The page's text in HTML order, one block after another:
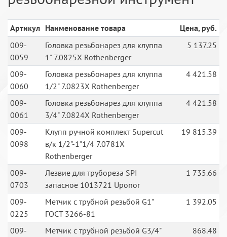
Артикул Наименование товара
Цена, руб.
009-
0059
Головка резьбонарез для клуппа
1" 7.0825Х Rothenberger
5 137.25
009-
0060
Головка резьбонарез для клуппа
1/2" 7.0823Х Rothenberger
4 421.58
009-
0061
Головка резьбонарез для клуппа
3/4" 7.0824Х Rothenberger
4 421.58
009-
0098
Клупп ручной комплект Supercut
в/к 1/2"-1"1/4 7.0781X
Rothenberger
19 815.39
009-
0703
Лезвие для трубореза SPI
запасное 1013721 Uponor
1 735.66
009-
0225
Метчик с трубной резьбой G1"
ГОСТ 3266-81
1 392.05
009-
Метчик с трубной резьбой G3/4"
868.48